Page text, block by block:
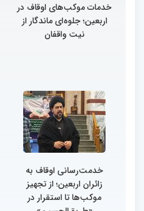
خدمات موکب‌های اوقاف در
اربعین؛ جلوه‌ای ماندگار از
نیت واقفان
خدمت‌رسانی اوقاف به
زائران اربعین؛ از تجهیز
موکب‌ها تا استقرار در